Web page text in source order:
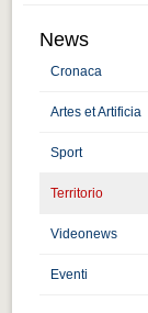
Guida turistica
Guida
Musica e teatro
Musica e
Distretto
Distretto
Muoversi a
News
Cronaca
Artes et Artificia
Sport
Territorio
Videonews
Eventi